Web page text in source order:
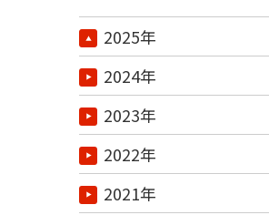
2025年
2024年
2023年
2022年
2021年